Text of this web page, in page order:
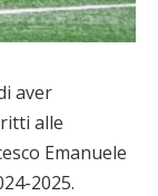
aver
alle
Emanuele
2025.